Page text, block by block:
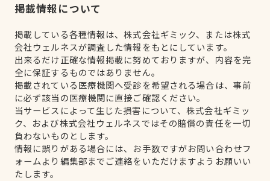
掲載情報について
掲載している各種情報は、株式会社ギミック、または株式
会社ウェルネスが調査した情報をもとにしています。
出来るだけ正確な情報掲載に努めておりますが、内容を完
全に保証するものではありません。
掲載されている医療機関へ受診を希望される場合は、事前
に必ず該当の医療機関に直接ご確認ください。
当サービスによって生じた損害について、株式会社ギミッ
ク、および株式会社ウェルネスではその賠償の責任を一切
負わないものとします。
情報に誤りがある場合には、お手数ですがお問い合わせフ
ォームより編集部までご連絡をいただけますようお願いい
たします。